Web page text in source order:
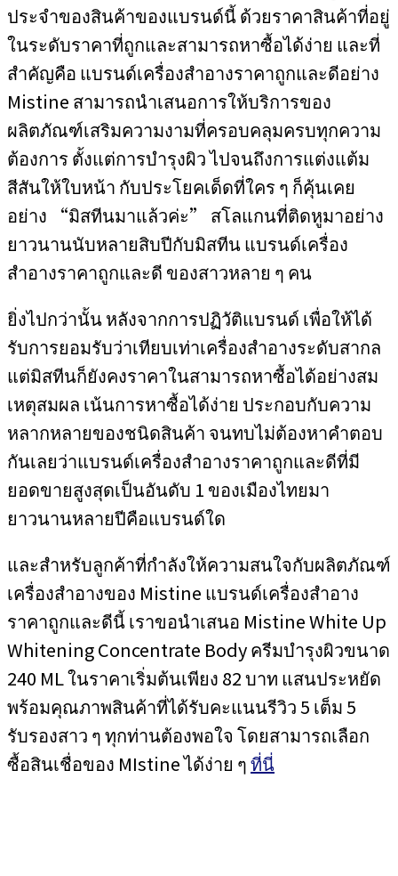
ประจำของสินค้าของแบรนด์นี้ ด้วยราคาสินค้าที่อยู่
ในระดับราคาที่ถูกและสามารถหาซื้อได้ง่าย และที่
สำคัญคือ แบรนด์เครื่องสำอางราคาถูกและดีอย่าง
Mistine สามารถนำเสนอการให้บริการของ
ผลิตภัณฑ์เสริมความงามที่ครอบคลุมครบทุกความ
ต้องการ ตั้งแต่การบำรุงผิว ไปจนถึงการแต่งแต้ม
สีสันให้ใบหน้า กับประโยคเด็ดที่ใคร ๆ ก็คุ้นเคย
อย่าง “มิสทีนมาแล้วค่ะ” สโลแกนที่ติดหูมาอย่าง
ยาวนานนับหลายสิบปีกับมิสทีน แบรนด์เครื่อง
สำอางราคาถูกและดี ของสาวหลาย ๆ คน
ยิ่งไปกว่านั้น หลังจากการปฏิวัติแบรนด์ เพื่อให้ได้
รับการยอมรับว่าเทียบเท่าเครื่องสำอางระดับสากล
แต่มิสทีนก็ยังคงราคาในสามารถหาซื้อได้อย่างสม
เหตุสมผล เน้นการหาซื้อได้ง่าย ประกอบกับความ
หลากหลายของชนิดสินค้า จนทบไม่ต้องหาคำตอบ
กันเลยว่าแบรนด์เครื่องสำอางราคาถูกและดีที่มี
ยอดขายสูงสุดเป็นอันดับ 1 ของเมืองไทยมา
ยาวนานหลายปีคือแบรนด์ใด
และสำหรับลูกค้าที่กำลังให้ความสนใจกับผลิตภัณฑ์
เครื่องสำอางของ Mistine แบรนด์เครื่องสำอาง
ราคาถูกและดีนี้ เราขอนำเสนอ Mistine White Up
Whitening Concentrate Body ครีมบำรุงผิวขนาด
240 ML ในราคาเริ่มต้นเพียง 82 บาท แสนประหยัด
พร้อมคุณภาพสินค้าที่ได้รับคะแนนรีวิว 5 เต็ม 5
รับรองสาว ๆ ทุกท่านต้องพอใจ โดยสามารถเลือก
ซื้อสินเชื่อของ MIstine ได้ง่าย ๆที่นี่